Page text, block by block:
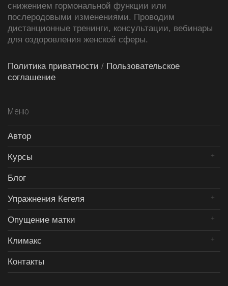
снижением гормональной функции или
послеродовыми изменениями. Проводим
дистанционные тренинги, консультации, вебинары
для оздоровления женской сферы.
Политика приватности / Пользовательское
соглашение
Меню
Автор
Курсы
Блог
Упражнения Кегеля
Опущение матки
Климакс
Контакты